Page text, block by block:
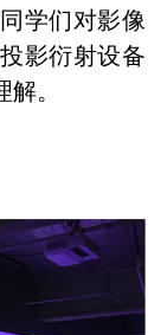
学们对影像
影衍射设备
。